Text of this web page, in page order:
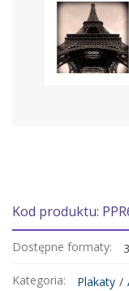
Kod produktu:
Dostępne formaty:
Kategoria: Plakaty /